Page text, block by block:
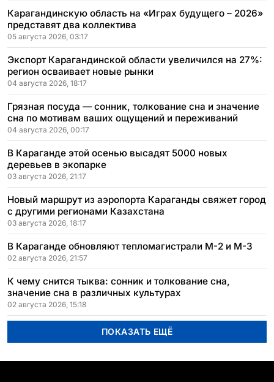
Карагандинскую область на «Играх будущего – 2026»
представят два коллектива
05 августа 2026, 03:17
Экспорт Карагандинской области увеличился на 27%:
регион осваивает новые рынки
04 августа 2026, 18:17
Грязная посуда — сонник, толкование сна и значение
сна по мотивам ваших ощущений и переживаний
04 августа 2026, 00:17
В Караганде этой осенью высадят 5000 новых
деревьев в экопарке
03 августа 2026, 21:17
Новый маршрут из аэропорта Караганды свяжет город
с другими регионами Казахстана
03 августа 2026, 18:17
В Караганде обновляют тепломагистрали М-2 и М-3
02 августа 2026, 21:57
К чему снится тыква: сонник и толкование сна,
значение сна в различных культурах
02 августа 2026, 15:18
ПОКАЗАТЬ ЕЩЁ